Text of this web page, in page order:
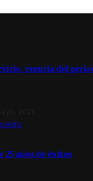
esencia del
25 años de éxitos